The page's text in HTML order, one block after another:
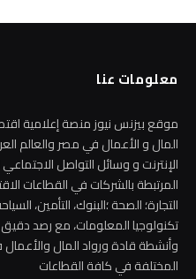
معلومات عنا
موقع بيزنس نيوز منصة إعلامية
المال و الأعمال في مصر والعالم
الإنترنت و وسائل التواصل الاجتماعي
المرتبطة بالشركات في القطاعات
التجارة؛ الصحة ؛البنوك، التأمين،
تكنولوجيا المعلومات، مع رصد دقيق
وأنشطة قادة ورواد المال
المختلفة في كافة القطاعات